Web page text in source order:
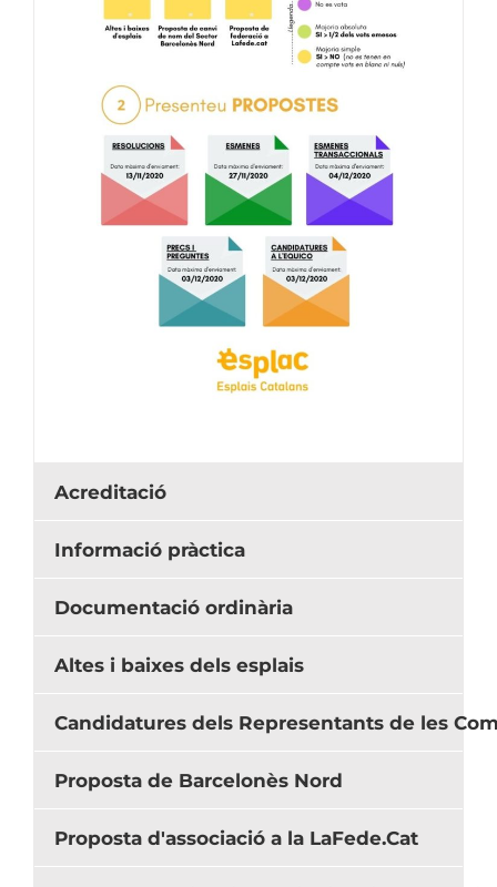
Acreditació
Informació pràctica
Documentació ordinària
Altes i baixes dels esplais
Candidatures dels Representants de les
Proposta de Barcelonès Nord
Proposta d'associació a la LaFede.Cat